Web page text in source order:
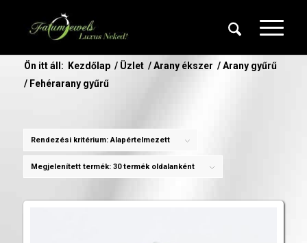
Ön itt áll: Kezdőlap / Üzlet / Arany ékszer / Arany gyűrű
/ Fehérarany gyűrű
Rendezési kritérium:Alapértelmezett
Megjelenített termék: 30 termék oldalanként